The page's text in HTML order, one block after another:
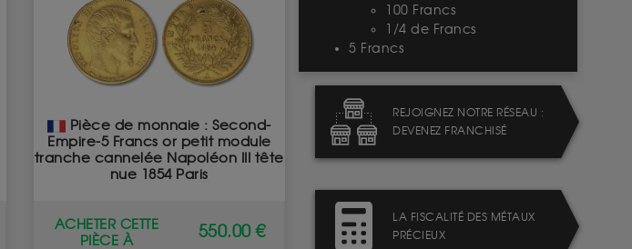
100 Francs
1/4 de Francs
5 Francs
REJOIGNEZ NOTRE RÉSEAU :
DEVENEZ FRANCHISÉ
LA FISCALITÉ DES MÉTAUX
PRÉCIEUX
Pièce de monnaie : Second-
Empire-5 Francs or petit module
tranche cannelée Napoléon III tête
nue 1854 Paris
ACHETER CETTE
PIÈCE À
550.00 €